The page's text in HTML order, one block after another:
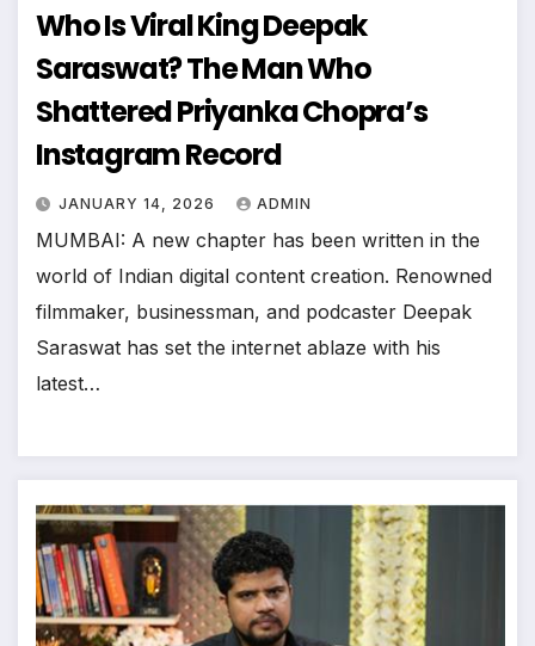
Who Is Viral King Deepak
Saraswat? The Man Who
Shattered Priyanka Chopra’s
Instagram Record
JANUARY 14, 2026 ADMIN
MUMBAI: A new chapter has been written in the
world of Indian digital content creation. Renowned
filmmaker, businessman, and podcaster Deepak
Saraswat has set the internet ablaze with his
latest…